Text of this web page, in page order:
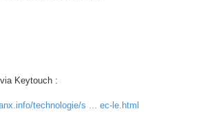
Keytouch :
technologie/s ... ec-le.html